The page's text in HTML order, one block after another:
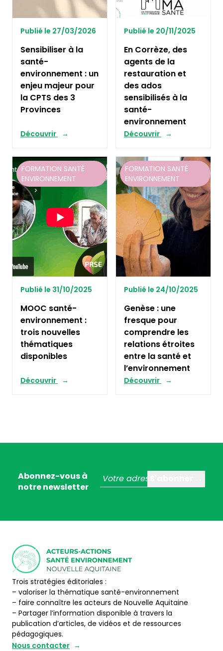
Publié le 27/03/2026
Sensibiliser à la
santé-
environnement : un
enjeu majeur pour
la CPTS des 3
Provinces
Découvrir
Publié le 20/11/2025
En Corrèze, des
agents de la
restauration et
des ados
sensibilisés à la
santé-
environnement
Découvrir
FORMATION SANTÉ
ENVIRONNEMENT
Publié le 31/10/2025
MOOC santé-
environnement :
trois nouvelles
thématiques
disponibles
Découvrir
FORMATION SANTÉ
ENVIRONNEMENT
Publié le 24/10/2025
Genèse : une
fresque pour
comprendre les
relations étroites
entre la santé et
l’environnement
Découvrir
Abonnez-vous à
notre newsletter
Trois stratégies éditoriales :
– valoriser la thématique santé-environnement
– faire connaître les acteurs de Nouvelle Aquitaine
– Partager l’information disponible à travers la
publication d’articles, de vidéos et de ressources
pédagogiques.
Nous contacter